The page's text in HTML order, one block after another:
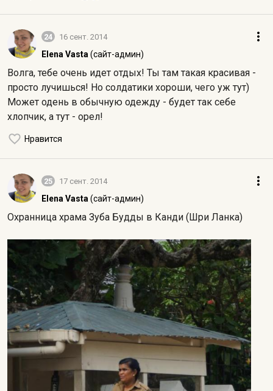
24 16 сент. 2014
Elena Vasta (сайт-админ)
Волга, тебе очень идет отдых! Ты там такая красивая -
просто лучишься! Но солдатики хороши, чего уж тут)
Может одень в обычную одежду - будет так себе
хлопчик, а тут - орел!
Нравится
25 17 сент. 2014
Elena Vasta (сайт-админ)
Охранница храма Зуба Будды в Канди (Шри Ланка)